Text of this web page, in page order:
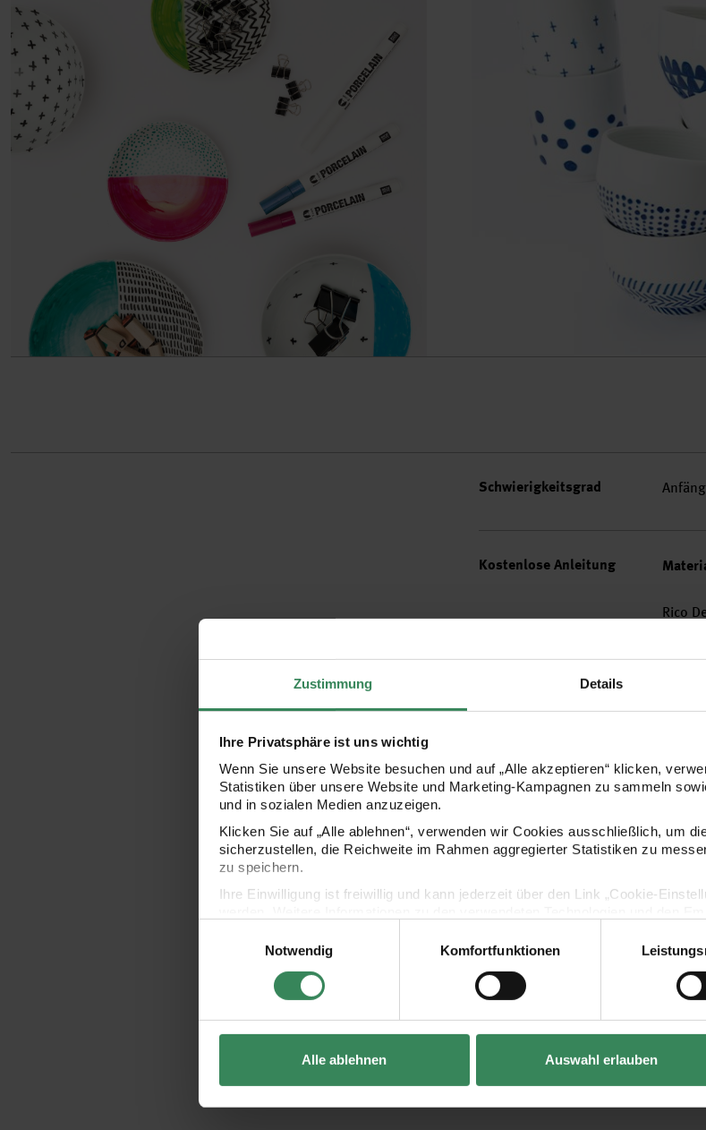
Zustimmung Details
Ihre Privatsphäre ist uns wichtig
Wenn Sie unsere Website besuchen und auf „Alle akzeptieren“ klicken,
Statistiken über unsere Website und Marketing-Kampagnen zu sammeln
und in sozialen Medien anzuzeigen.
Klicken Sie auf „Alle ablehnen“, verwenden wir Cookies ausschließlich, um
sicherzustellen, die Reichweite im Rahmen aggregierter Statistiken zu
zu speichern.
Ihre Einwilligung ist freiwillig und kann jederzeit über den Link „Cookie-
Impressum
Datenschutz Vertrag widerrufen
Notwendig
Komfortfunktionen
Alle ablehnen Auswahl erlauben
Schwierigkeitsgrad
Kostenlose Anleitung
Rico
Vasen
Mit
den
Nach
nicht
Die